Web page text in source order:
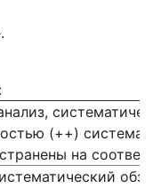
:
(++)
на